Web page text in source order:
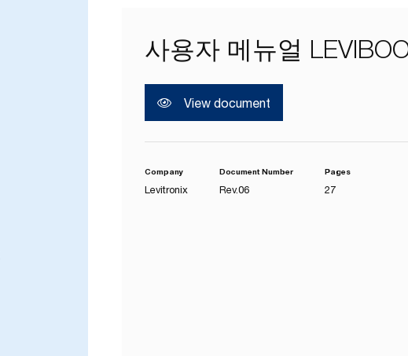
사용자 메뉴얼
View document
Company
Levitronix
Document Number
Rev.06
Pages
27